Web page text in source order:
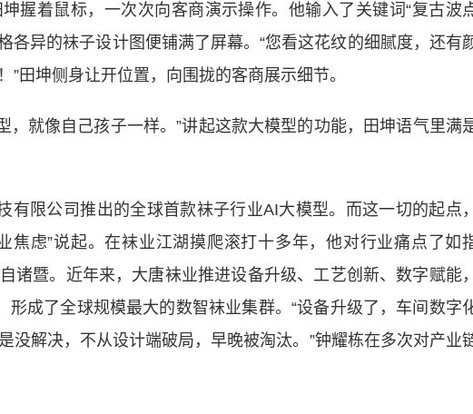
着鼠标，一次次向客商演示操作。他输入了关键词“复古波
各异的袜子设计图便铺满了屏幕。“您看这花纹的细腻度，还有
田坤侧身让开位置，向围拢的客商展示细节。
就像自己孩子一样。”讲起这款大模型的功能，田坤语气里满
限公司推出的全球首款袜子行业AI大模型。而这一切的起点，
焦虑”说起。在袜业江湖摸爬滚打十多年，他对行业痛点了如
诸暨。近年来，大唐袜业推进设备升级、工艺创新、数字赋能，
形成了全球规模最大的数智袜业集群。“设备升级了，车间数字
没解决，不从设计端破局，早晚被淘汰。”钟耀栋在多次对产业